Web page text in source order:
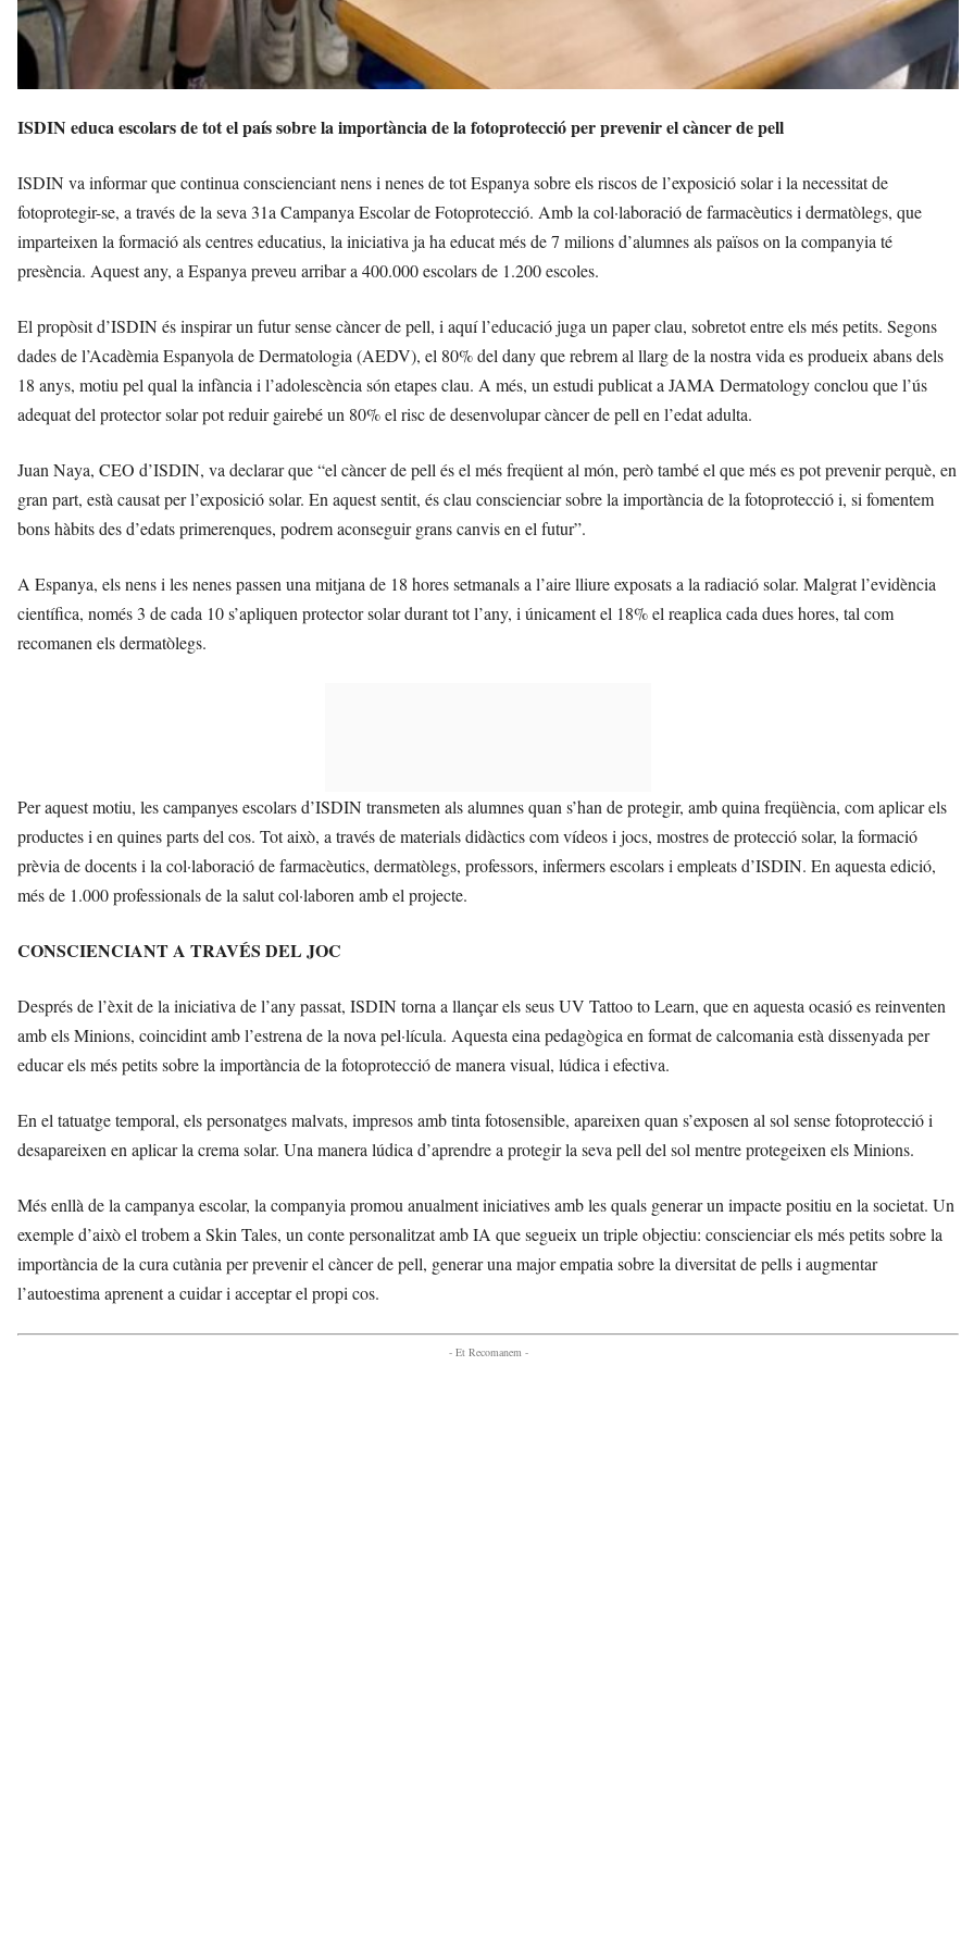
ISDIN educa escolars de tot el país sobre la importància de la fotoprotecció per prevenir el càncer de pell
ISDIN va informar que continua conscienciant nens i nenes de tot Espanya sobre els riscos de l’exposició solar i la necessitat de
fotoprotegir-se, a través de la seva 31a Campanya Escolar de Fotoprotecció. Amb la col·laboració de farmacèutics i dermatòlegs, que
imparteixen la formació als centres educatius, la iniciativa ja ha educat més de 7 milions d’alumnes als països on la companyia té
presència. Aquest any, a Espanya preveu arribar a 400.000 escolars de 1.200 escoles.
El propòsit d’ISDIN és inspirar un futur sense càncer de pell, i aquí l’educació juga un paper clau, sobretot entre els més petits. Segons
dades de l’Acadèmia Espanyola de Dermatologia (AEDV), el 80% del dany que rebrem al llarg de la nostra vida es produeix abans dels
18 anys, motiu pel qual la infància i l’adolescència són etapes clau. A més, un estudi publicat a JAMA Dermatology conclou que l’ús
adequat del protector solar pot reduir gairebé un 80% el risc de desenvolupar càncer de pell en l’edat adulta.
Juan Naya, CEO d’ISDIN, va declarar que “el càncer de pell és el més freqüent al món, però també el que més es pot prevenir perquè, en
gran part, està causat per l’exposició solar. En aquest sentit, és clau conscienciar sobre la importància de la fotoprotecció i, si fomentem
bons hàbits des d’edats primerenques, podrem aconseguir grans canvis en el futur”.
A Espanya, els nens i les nenes passen una mitjana de 18 hores setmanals a l’aire lliure exposats a la radiació solar. Malgrat l’evidència
científica, només 3 de cada 10 s’apliquen protector solar durant tot l’any, i únicament el 18% el reaplica cada dues hores, tal com
recomanen els dermatòlegs.
Per aquest motiu, les campanyes escolars d’ISDIN transmeten als alumnes quan s’han de protegir, amb quina freqüència, com aplicar els
productes i en quines parts del cos. Tot això, a través de materials didàctics com vídeos i jocs, mostres de protecció solar, la formació
prèvia de docents i la col·laboració de farmacèutics, dermatòlegs, professors, infermers escolars i empleats d’ISDIN. En aquesta edició,
més de 1.000 professionals de la salut col·laboren amb el projecte.
CONSCIENCIANT A TRAVÉS DEL JOC
Després de l’èxit de la iniciativa de l’any passat, ISDIN torna a llançar els seus UV Tattoo to Learn, que en aquesta ocasió es reinventen
amb els Minions, coincidint amb l’estrena de la nova pel·lícula. Aquesta eina pedagògica en format de calcomania està dissenyada per
educar els més petits sobre la importància de la fotoprotecció de manera visual, lúdica i efectiva.
En el tatuatge temporal, els personatges malvats, impresos amb tinta fotosensible, apareixen quan s’exposen al sol sense fotoprotecció i
desapareixen en aplicar la crema solar. Una manera lúdica d’aprendre a protegir la seva pell del sol mentre protegeixen els Minions.
Més enllà de la campanya escolar, la companyia promou anualment iniciatives amb les quals generar un impacte positiu en la societat. Un
exemple d’això el trobem a Skin Tales, un conte personalitzat amb IA que segueix un triple objectiu: conscienciar els més petits sobre la
importància de la cura cutània per prevenir el càncer de pell, generar una major empatia sobre la diversitat de pells i augmentar
l’autoestima aprenent a cuidar i acceptar el propi cos.
- Et Recomanem -